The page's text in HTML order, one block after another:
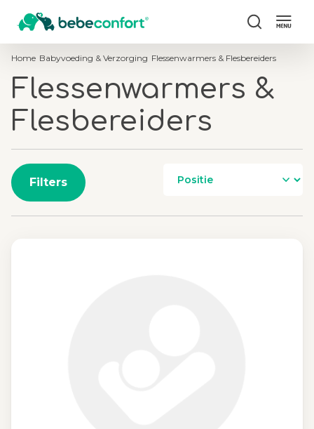
Zoeken
Home Babyvoeding & Verzorging Flessenwarmers & Flesbereiders
Flessenwarmers &
Flesbereiders
Filters